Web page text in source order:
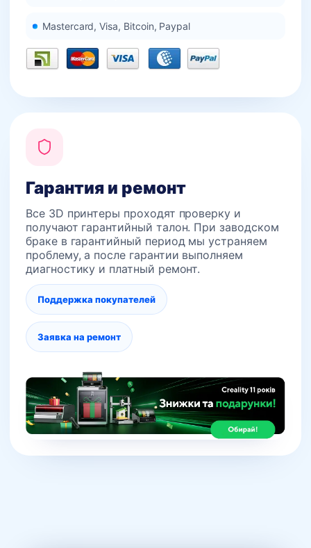
Mastercard, Visa, Bitcoin, Paypal
Гарантия и ремонт
Все 3D принтеры проходят проверку и
получают гарантийный талон. При заводском
браке в гарантийный период мы устраняем
проблему, а после гарантии выполняем
диагностику и платный ремонт.
Поддержка покупателей
Заявка на ремонт